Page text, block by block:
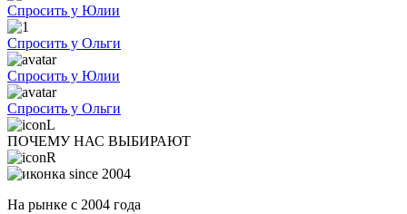
Спросить у Юлии
Спросить у Ольги
Спросить у Юлии
Спросить у Ольги
ПОЧЕМУ НАС ВЫБИРАЮТ
На рынке с 2004 года